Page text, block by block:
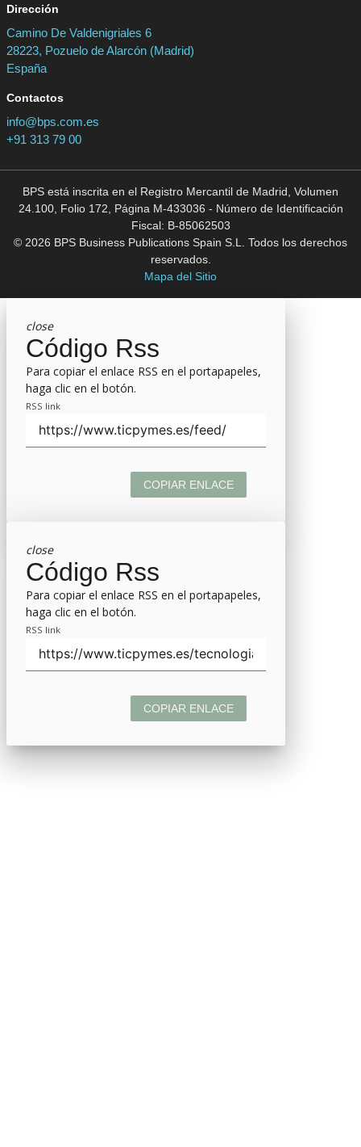
Dirección
Camino De Valdenigriales 6
28223, Pozuelo de Alarcón (Madrid)
España
Contactos
info@bps.com.es
+91 313 79 00
BPS está inscrita en el Registro Mercantil de Madrid, Volumen
24.100, Folio 172, Página M-433036 - Número de Identificación
Fiscal: B-85062503
© 2026 BPS Business Publications Spain S.L. Todos los derechos
reservados.
Mapa del Sitio
close
Código Rss
Para copiar el enlace RSS en el portapapeles,
haga clic en el botón.
RSS link
COPIAR ENLACE
close
Código Rss
Para copiar el enlace RSS en el portapapeles,
haga clic en el botón.
RSS link
COPIAR ENLACE